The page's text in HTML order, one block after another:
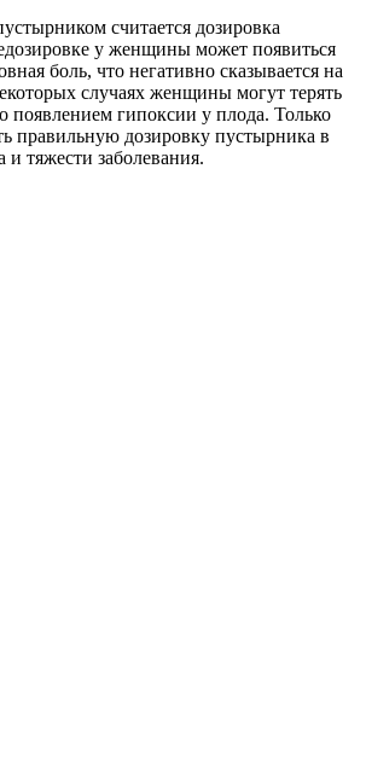
считается дозировка
у женщины может появиться
боль, что негативно сказывается на
случаях женщины могут терять
появлением гипоксии у плода. Только
правильную дозировку пустырника в
и тяжести заболевания.